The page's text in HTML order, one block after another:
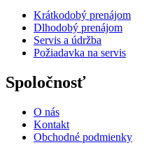
Krátkodobý prenájom
Dlhodobý prenájom
Servis a údržba
Požiadavka na servis
Spoločnosť
O nás
Kontakt
Obchodné podmienky